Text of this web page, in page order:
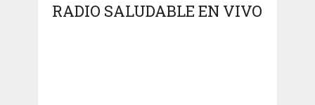
RADIO SALUDABLE EN VIVO